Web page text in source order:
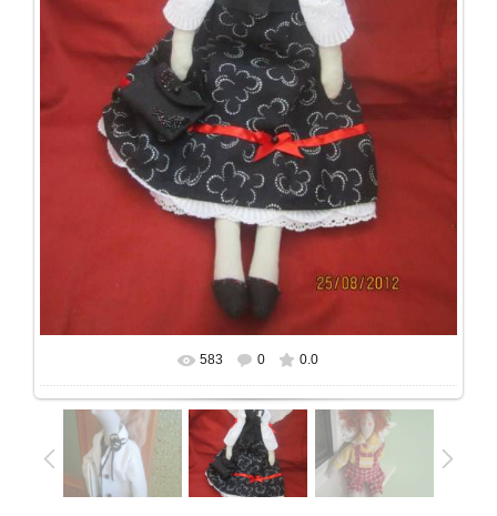
В реальном размере 720x960
583 0 0.0